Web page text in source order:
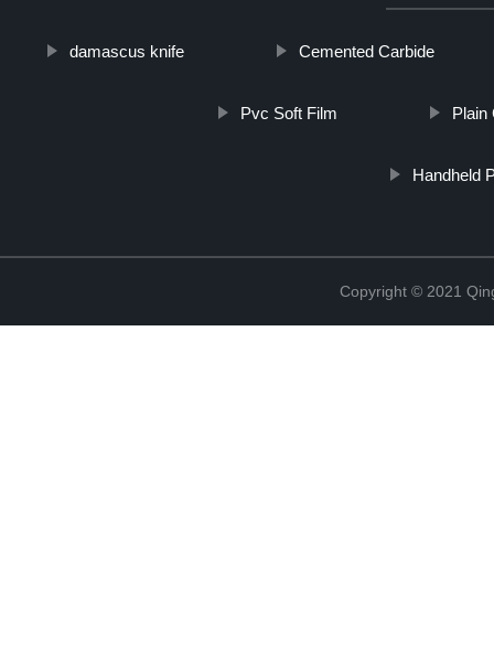
damascus knife Cemented Carbide
Pvc Soft Film Plain
Handheld
Copyright © 2021